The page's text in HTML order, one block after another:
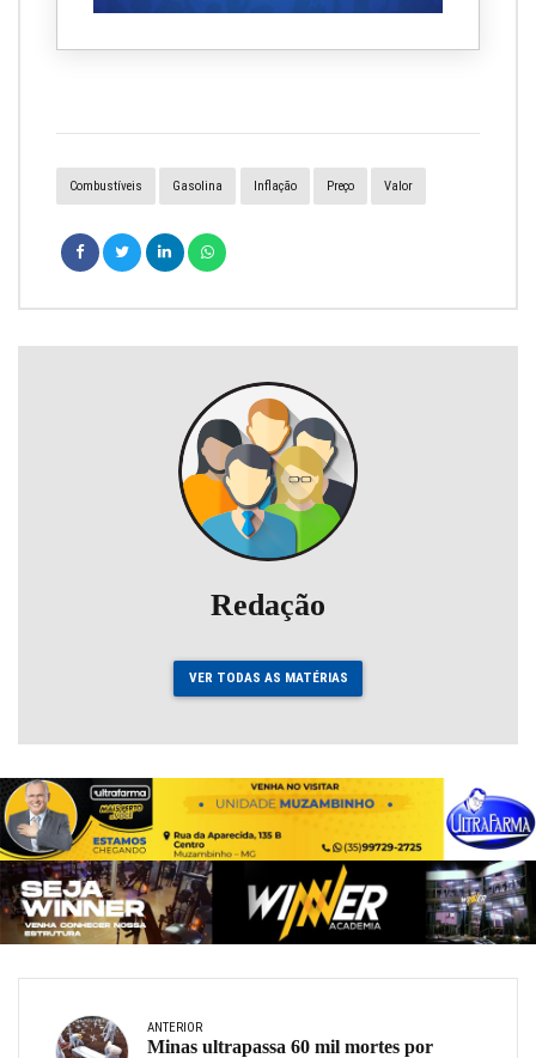
Combustíveis Gasolina Inflação Preço Valor
Redação
VER TODAS AS MATÉRIAS
ANTERIOR
Minas ultrapassa 60 mil mortes por